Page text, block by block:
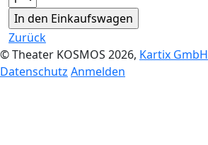
Zurück
© Theater KOSMOS 2026, Kartix GmbH
Datenschutz Anmelden